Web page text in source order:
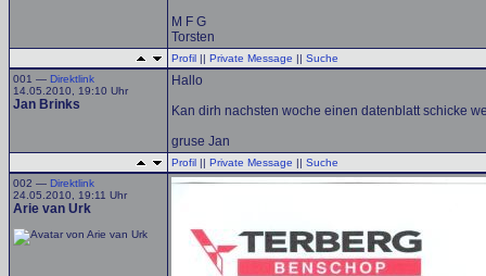
M F G
Torsten
Profil || Private Message || Suche
001 — Direktlink
14.05.2010, 19:10 Uhr
Jan Brinks
Hallo
Kan dirh nachsten woche einen datenblatt schicke
gruse Jan
Profil || Private Message || Suche
002 — Direktlink
24.05.2010, 19:11 Uhr
Arie van Urk